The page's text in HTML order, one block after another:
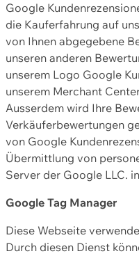
Google
die Kauferfahrung auf
von Ihnen abgegebene
unseren anderen
unserem Logo Google
unserem Merchant
Ausserdem wird Ihre
Verkäuferbewertungen
von Google
Übermittlung von
Server der Google LLC.
Google Tag Manager
Diese Webseite
Durch diesen Dienst